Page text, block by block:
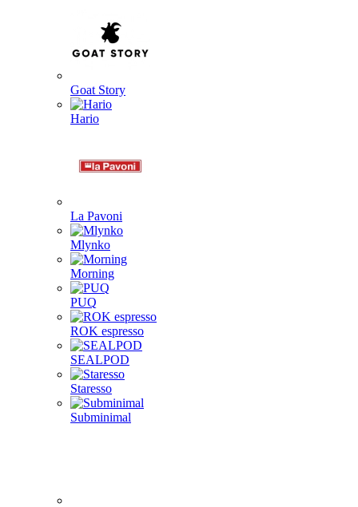
Goat Story
Hario
La Pavoni
Mlynko
Morning
PUQ
ROK espresso
SEALPOD
Staresso
Subminimal